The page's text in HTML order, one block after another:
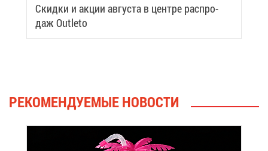
Скид­ки и ак­ции ав­гу­ста в цен­тре рас­про­
даж Outleto
РЕ­КО­МЕН­ДУ­Е­МЫЕ НО­ВО­СТИ